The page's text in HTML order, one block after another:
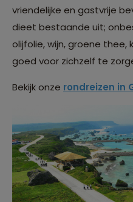
vriendelijke en gastvrije
dieet bestaande uit;
olijfolie, wijn, groene
goed voor zichzelf te
Bekijk onze rondreizen in